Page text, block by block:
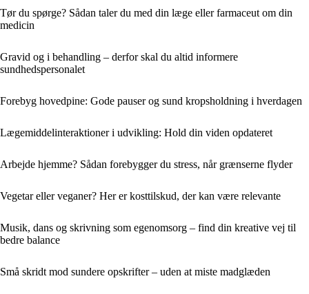
Tør du spørge? Sådan taler du med din læge eller farmaceut om din
medicin
Gravid og i behandling – derfor skal du altid informere
sundhedspersonalet
Forebyg hovedpine: Gode pauser og sund kropsholdning i hverdagen
Lægemiddelinteraktioner i udvikling: Hold din viden opdateret
Arbejde hjemme? Sådan forebygger du stress, når grænserne flyder
Vegetar eller veganer? Her er kosttilskud, der kan være relevante
Musik, dans og skrivning som egenomsorg – find din kreative vej til
bedre balance
Små skridt mod sundere opskrifter – uden at miste madglæden